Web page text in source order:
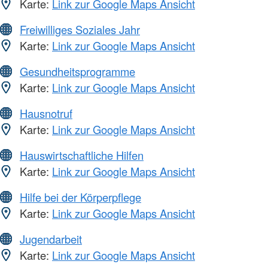
Karte: Link zur Google Maps Ansicht
Freiwilliges Soziales Jahr
Karte: Link zur Google Maps Ansicht
Gesundheitsprogramme
Karte: Link zur Google Maps Ansicht
Hausnotruf
Karte: Link zur Google Maps Ansicht
Hauswirtschaftliche Hilfen
Karte: Link zur Google Maps Ansicht
Hilfe bei der Körperpflege
Karte: Link zur Google Maps Ansicht
Jugendarbeit
Karte: Link zur Google Maps Ansicht